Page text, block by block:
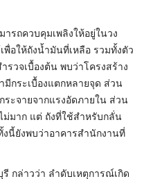
ารถควบคุมเพลิงให้อยู่ในวง
พื่อให้ถังน้ำมันที่เหลือ รวมทั้งตัว
รวจเบื้องต้น พบว่าโครงสร้าง
มีกระเบื้องแตกหลายจุด ส่วน
ระจายจากแรงอัดภายใน ส่วน
ม่มาก แต่ ถังที่ใช้สำหรับกลั่น
นี้ยังพบว่าอาคารสำนักงานที่
กล่าวว่า ลำดับเหตุการณ์เกิด